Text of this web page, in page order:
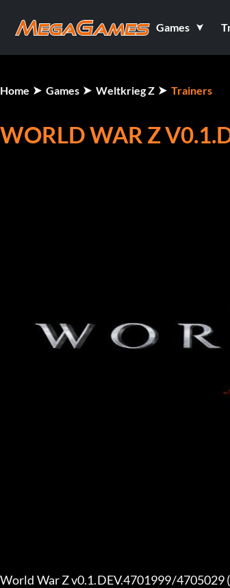
Games
Home Games Weltkrieg Z Trainers
WORLD WAR Z
World War Z v0.1.DEV.4701999/4705029